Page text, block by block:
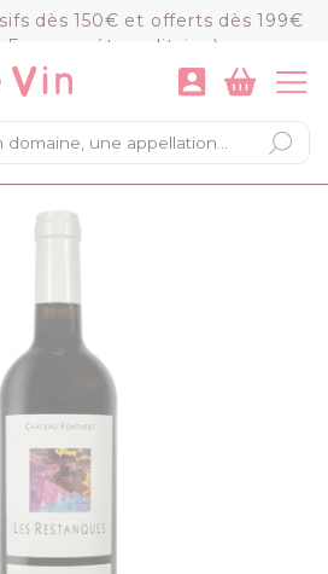
dès 150€ et offerts dès 199€
France métropolitaine)
×
panier...
COMMANDER
cookies